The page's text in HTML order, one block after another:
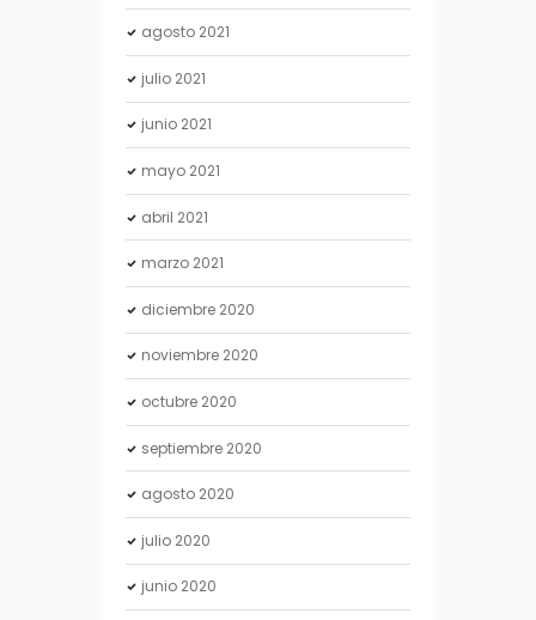
agosto 2021
julio 2021
junio 2021
mayo 2021
abril 2021
marzo 2021
diciembre 2020
noviembre 2020
octubre 2020
septiembre 2020
agosto 2020
julio 2020
junio 2020